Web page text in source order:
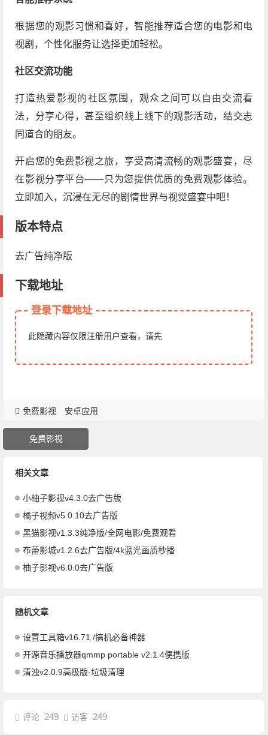
根据您的观影习惯和喜好，智能推荐适合您的电影和电
视剧，个性化服务让选择更加轻松。
社区交流功能
打造热爱影视的社区氛围，观众之间可以自由交流看
法，分享心得，甚至组织线上线下的观影活动，结交志
同道合的朋友。
开启您的免费影视之旅，享受高清流畅的观影盛宴，尽
在影视分享平台——只为您提供优质的免费观影体验。
立即加入，沉浸在无尽的剧情世界与视觉盛宴中吧！
版本特点
去广告纯净版
下载地址
登录下载地址
此隐藏内容仅限注册用户查看，请先
免费影视 安卓应用
免费影视
相关文章
小柚子影视v4.3.0去广告版
橘子视频v5.0.10去广告版
黑猫影视v1.3.3纯净版/全网电影/免费观看
布蕾影城v1.2.6去广告版/4k蓝光画质秒播
柚子影视v6.0.0去广告版
随机文章
设置工具箱v16.71 /搞机必备神器
开源音乐播放器qmmp portable v2.1.4便携版
清浊v2.0.9高级版-垃圾清理
评论249 访客249